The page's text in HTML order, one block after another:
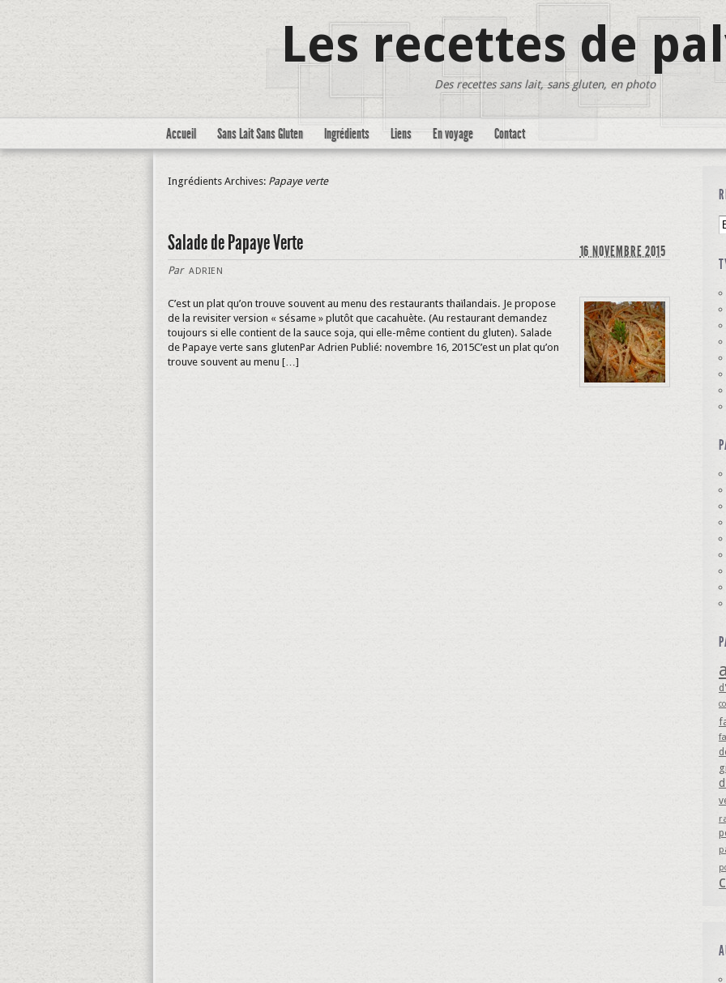
Les recettes de
Des recettes sans lait, sans gluten, en photo
Accueil Sans Lait Sans Gluten Ingrédients Liens En voyage Contact
Ingrédients Archives: Papaye verte
Salade de Papaye Verte
Par ADRIEN
16 NOVEMBRE 2015
C’est un plat qu’on trouve souvent au menu des restaurants thaïlandais. Je propose
de la revisiter version « sésame » plutôt que cacahuète. (Au restaurant demandez
toujours si elle contient de la sauce soja, qui elle-même contient du gluten). Salade
de Papaye verte sans glutenPar Adrien Publié: novembre 16, 2015C’est un plat qu’on
trouve souvent au menu […]